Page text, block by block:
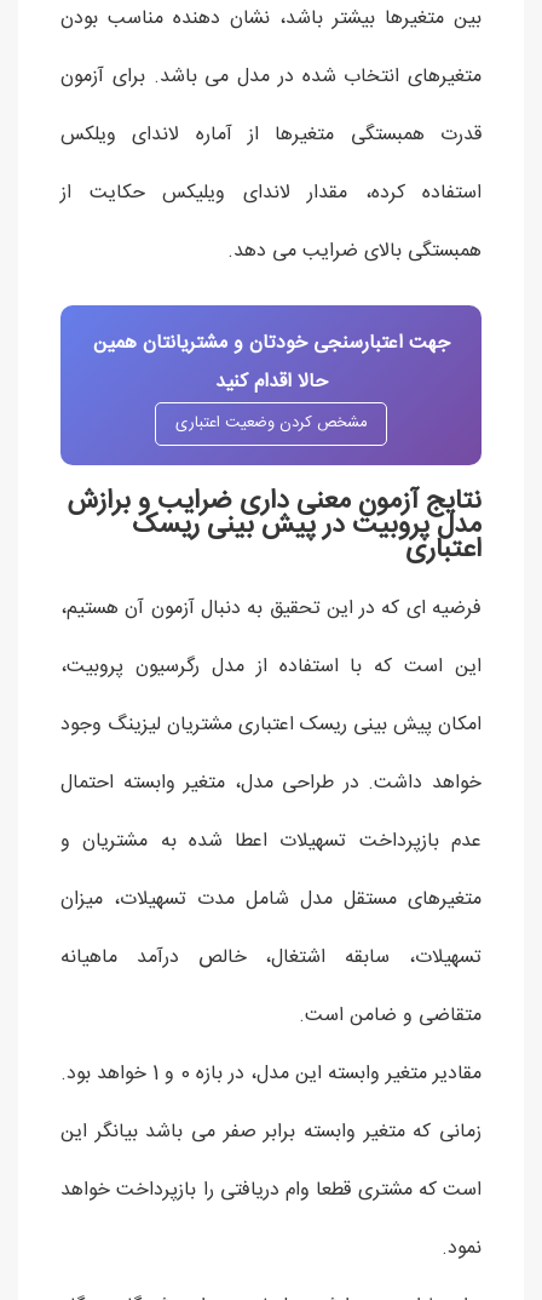
بین متغیرها بیشتر باشد، نشان دهنده مناسب بودن
متغیرهای انتخاب شده در مدل می باشد. برای آزمون
قدرت همبستگی متغیرها از آماره لاندای ویلکس
استفاده کرده، مقدار لاندای ویلیکس حکایت از
همبستگی بالای ضرایب می دهد.
جهت اعتبارسنجی خودتان و مشتریانتان همین
حالا اقدام کنید
مشخص کردن وضعیت اعتباری
نتایج آزمون معنی داری ضرایب و برازش
مدل پروبیت در پیش بینی ریسک
اعتباری
فرضیه ای که در این تحقیق به دنبال آزمون آن هستیم،
این است که با استفاده از مدل رگرسیون پروبیت،
امکان پیش بینی ریسک اعتباری مشتریان لیزینگ وجود
خواهد داشت. در طراحی مدل، متغیر وابسته احتمال
عدم بازپرداخت تسهیلات اعطا شده به مشتریان و
متغیرهای مستقل مدل شامل مدت تسهیلات، میزان
تسهیلات، سابقه اشتغال، خالص درآمد ماهیانه
متقاضی و ضامن است.
مقادیر متغیر وابسته این مدل، در بازه 0 و 1 خواهد بود.
زمانی که متغیر وابسته برابر صفر می باشد بیانگر این
است که مشتری قطعا وام دریافتی را بازپرداخت خواهد
نمود.